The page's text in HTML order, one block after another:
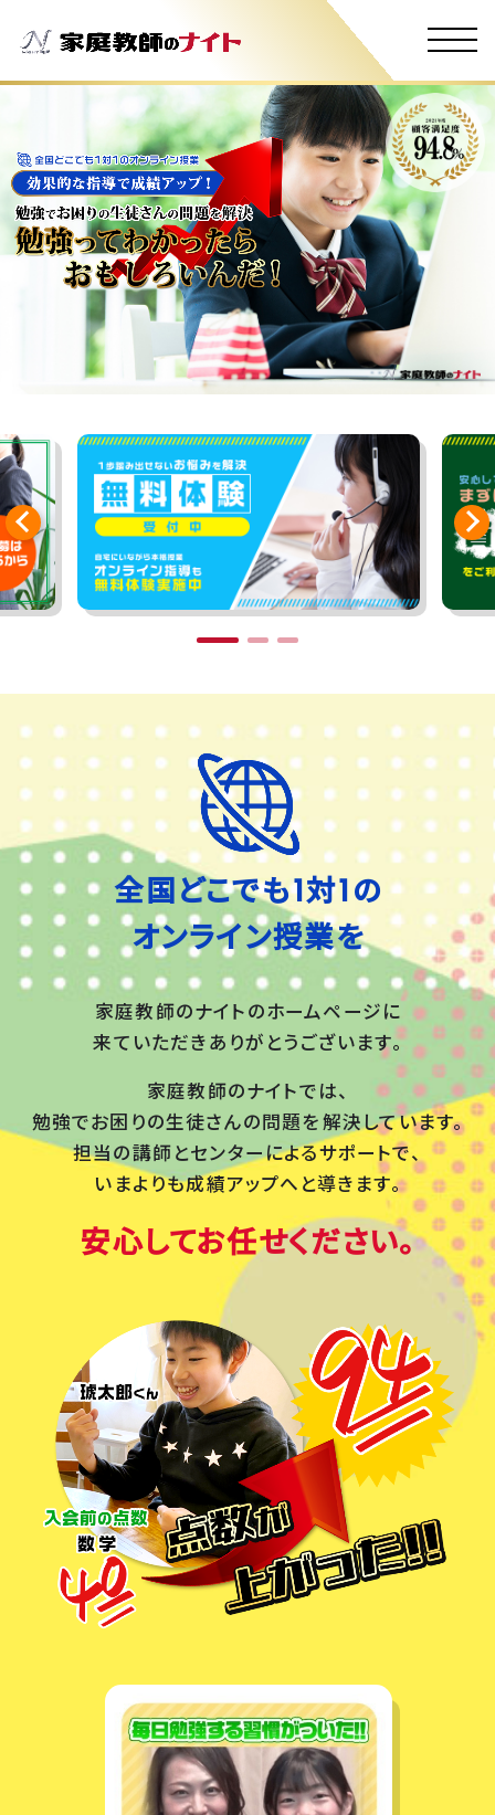
全国どこでも1対1の
オンライン授業を
家庭教師のナイトのホームページに
来ていただきありがとうございます。
家庭教師のナイトでは、
勉強でお困りの生徒さんの問題を解決しています。
担当の講師とセンターによるサポートで、
いまよりも成績アップへと導きます。
安心してお任せください。